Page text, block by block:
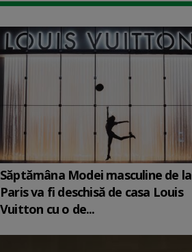
Săptămâna Modei masculine de la
Paris va fi deschisă de casa Louis
Vuitton cu o de...